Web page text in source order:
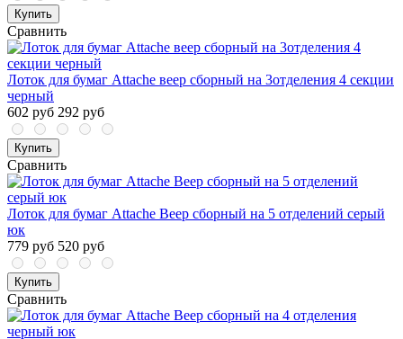
Купить
Сравнить
Лоток для бумаг Attache веер сборный на 3отделения 4 секции
черный
602 руб 292 руб
Купить
Сравнить
Лоток для бумаг Attache Веер сборный на 5 отделений серый
юк
779 руб 520 руб
Купить
Сравнить